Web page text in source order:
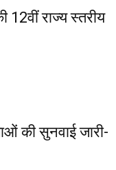
12वीं राज्य स्तरीय
की सुनवाई जारी-